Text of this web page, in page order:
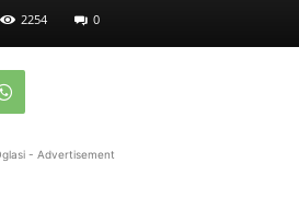
2254 0
- Advertisement